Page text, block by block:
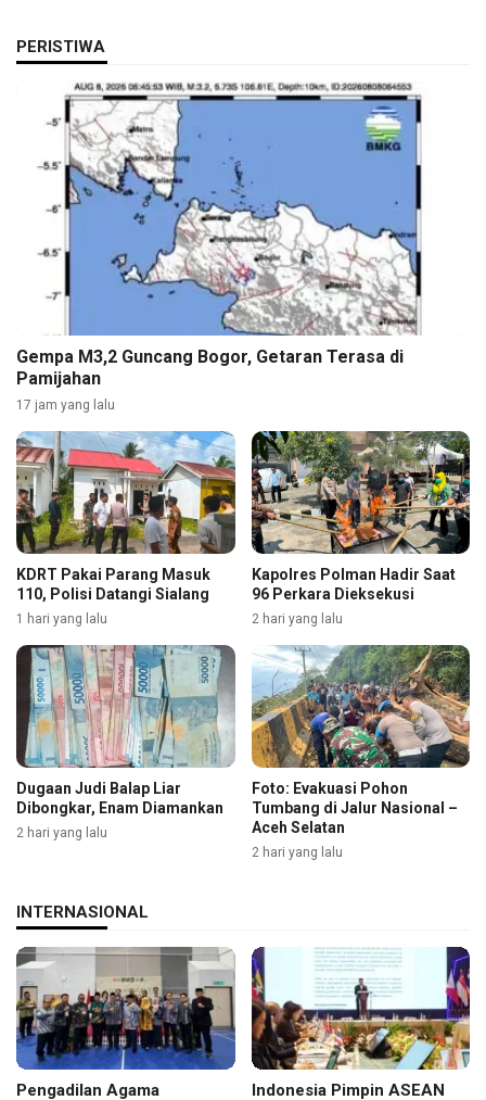
PERISTIWA
Gempa M3,2 Guncang Bogor, Getaran Terasa di
Pamijahan
17 jam yang lalu
KDRT Pakai Parang Masuk
110, Polisi Datangi Sialang
1 hari yang lalu
Kapolres Polman Hadir Saat
96 Perkara Dieksekusi
2 hari yang lalu
Dugaan Judi Balap Liar
Dibongkar, Enam Diamankan
2 hari yang lalu
Foto: Evakuasi Pohon
Tumbang di Jalur Nasional –
Aceh Selatan
2 hari yang lalu
INTERNASIONAL
Pengadilan Agama
Indonesia Pimpin ASEAN